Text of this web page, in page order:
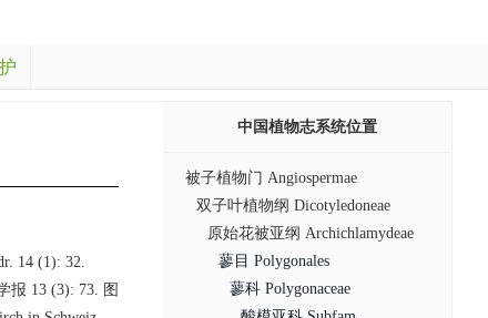
14 (1): 32.
报 13 (3): 73. 图
中国植物志系统位置
被子植物门 Angiospermae
双子叶植物纲 Dicotyledoneae
原始花被亚纲 Archichlamydeae
蓼目 Polygonales
蓼科 Polygonaceae